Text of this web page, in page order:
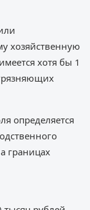
хозяйственную
хотя бы 1
определяется
границах